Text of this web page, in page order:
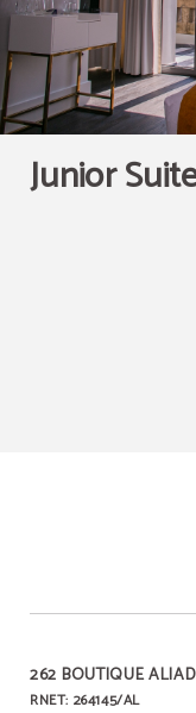
Ducha
Junior
262 BOUTIQUE
RNET: 264145/AL